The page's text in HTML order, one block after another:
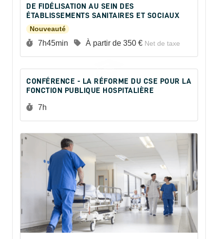
DE FIDÉLISATION AU SEIN DES
ÉTABLISSEMENTS SANITAIRES ET SOCIAUX
Nouveauté
Durée :
7h45min Prix :
À partir de 350 € Net de taxe
CONFÉRENCE - LA RÉFORME DU CSE POUR LA
FONCTION PUBLIQUE HOSPITALIÈRE
Durée :
7h